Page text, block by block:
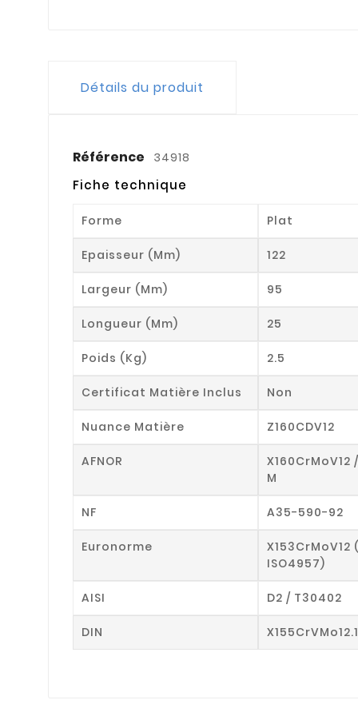
Détails du produit
Référence 34918
Fiche technique
Forme Plat
Epaisseur (mm) 122
Largeur (mm) 95
Longueur (mm) 25
Poids (kg) 2.5
Certificat Matière Inclus Non
Nuance Matière Z160CDV12
AFNOR
X160CrMoV12
M
NF A35-590-92
Euronorme
X153CrMoV12
ISO4957)
AISI D2 / T30402
DIN